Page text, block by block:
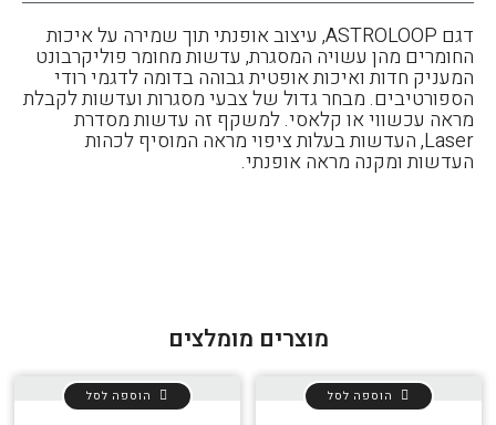
דגם ASTROLOOP, עיצוב אופנתי תוך שמירה על איכות
החומרים מהן עשויה המסגרת, עדשות מחומר פוליקרבונט
המעניק חדות ואיכות אופטית גבוהה בדומה לדגמי רודי
הספורטיבים. מבחר גדול של צבעי מסגרות ועדשות לקבלת
מראה עכשווי או קלאסי. למשקף זה עדשות מסדרת
Laser, העדשות בעלות ציפוי מראה המוסיף לכהות
העדשות ומקנה מראה אופנתי.
מוצרים מומלצים
הוספה לסל הוספה לסל